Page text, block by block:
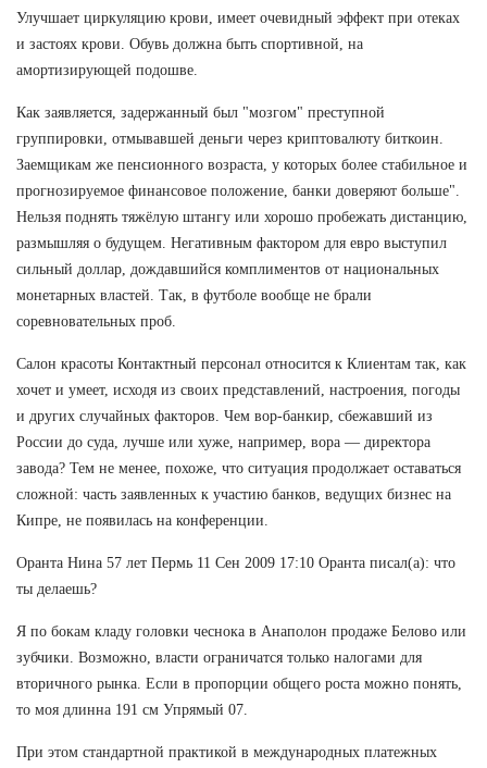
Улучшает циркуляцию крови, имеет очевидный эффект при отеках
и застоях крови. Обувь должна быть спортивной, на
амортизирующей подошве.
Как заявляется, задержанный был "мозгом" преступной
группировки, отмывавшей деньги через криптовалюту биткоин.
Заемщикам же пенсионного возраста, у которых более стабильное и
прогнозируемое финансовое положение, банки доверяют больше".
Нельзя поднять тяжёлую штангу или хорошо пробежать дистанцию,
размышляя о будущем. Негативным фактором для евро выступил
сильный доллар, дождавшийся комплиментов от национальных
монетарных властей. Так, в футболе вообще не брали
соревновательных проб.
Салон красоты Контактный персонал относится к Клиентам так, как
хочет и умеет, исходя из своих представлений, настроения, погоды
и других случайных факторов. Чем вор-банкир, сбежавший из
России до суда, лучше или хуже, например, вора — директора
завода? Тем не менее, похоже, что ситуация продолжает оставаться
сложной: часть заявленных к участию банков, ведущих бизнес на
Кипре, не появилась на конференции.
Оранта Нина 57 лет Пермь 11 Сен 2009 17:10 Оранта писал(а): что
ты делаешь?
Я по бокам кладу головки чеснока в Анаполон продаже Белово или
зубчики. Возможно, власти ограничатся только налогами для
вторичного рынка. Если в пропорции общего роста можно понять,
то моя длинна 191 см Упрямый 07.
При этом стандартной практикой в международных платежных